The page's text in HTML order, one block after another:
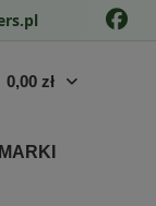
0,00 zł